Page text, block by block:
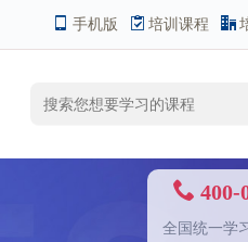
手机版 培训课程
400-
全国统一学